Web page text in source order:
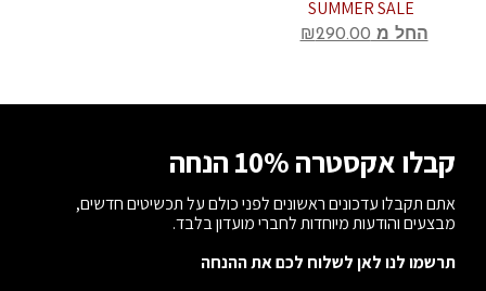
SUMMER SALE
החל מ ₪290.00
קבלו אקסטרה 10% הנחה
אתם תקבלו עדכונים ראשונים לפני כולם על תכשיטים חדשים,
מבצעים והודעות מיוחדות לחברי מועדון בלבד.
תרשמו לנו לאן לשלוח לכם את ההנחה